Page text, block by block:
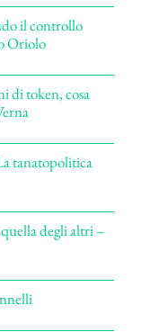
il controllo
Oriolo
di token, cosa
tanatopolitica
quella degli altri –